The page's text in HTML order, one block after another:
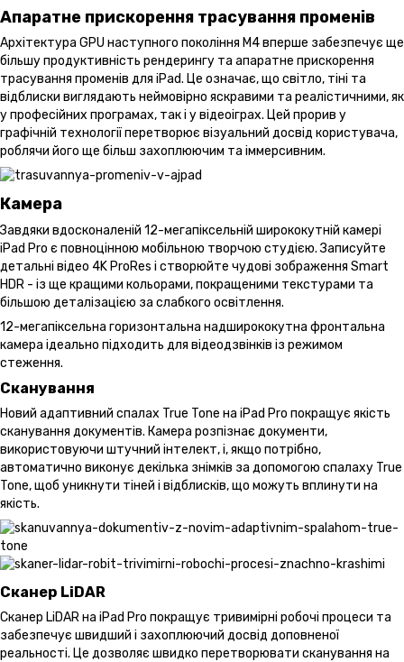
Апаратне прискорення трасування променів
Архітектура GPU наступного покоління M4 вперше забезпечує ще
більшу продуктивність рендерингу та апаратне прискорення
трасування променів для iPad. Це означає, що світло, тіні та
відблиски виглядають неймовірно яскравими та реалістичними, як
у професійних програмах, так і у відеоіграх. Цей прорив у
графічній технології перетворює візуальний досвід користувача,
роблячи його ще більш захоплюючим та іммерсивним.
Камера
Завдяки вдосконаленій 12-мегапіксельній ширококутній камері
iPad Pro є повноцінною мобільною творчою студією. Записуйте
детальні відео 4K ProRes і створюйте чудові зображення Smart
HDR - із ще кращими кольорами, покращеними текстурами та
більшою деталізацією за слабкого освітлення.
12-мегапіксельна горизонтальна надширококутна фронтальна
камера ідеально підходить для відеодзвінків із режимом
стеження.
Сканування
Новий адаптивний спалах True Tone на iPad Pro покращує якість
сканування документів. Камера розпізнає документи,
використовуючи штучний інтелект, і, якщо потрібно,
автоматично виконує декілька знімків за допомогою спалаху True
Tone, щоб уникнути тіней і відблисків, що можуть вплинути на
якість.
Сканер LiDAR
Сканер LiDAR на iPad Pro покращує тривимірні робочі процеси та
забезпечує швидший і захоплюючий досвід доповненої
реальності. Це дозволяє швидко перетворювати сканування на